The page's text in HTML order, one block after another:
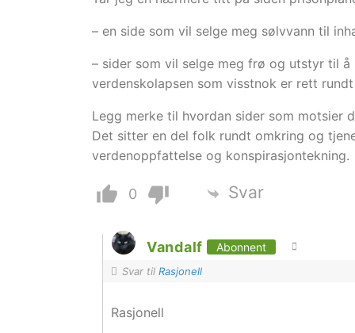
– en side som vil selge meg sølvvann til
– sider som vil selge meg frø og utstyr til
verdenskolapsen som visstnok er rett
Legg merke til hvordan sider som motsier
Det sitter en del folk rundt omkring og
verdenoppfattelse og konspirasjontekning.
0 Svar
Vandalf Abonnent
Svar til Rasjonell
Rasjonell